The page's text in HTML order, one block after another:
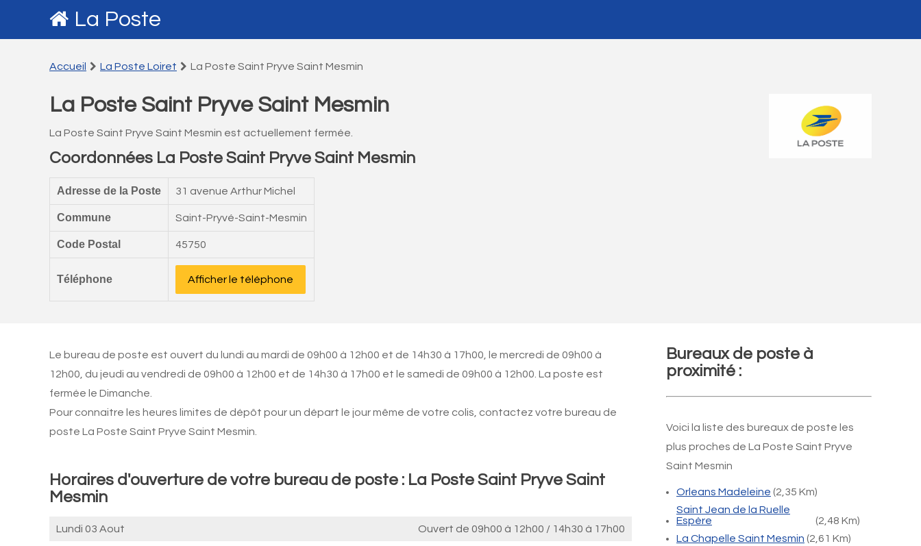
La Poste
Accueil La Poste Loiret La Poste Saint Pryve Saint Mesmin
La Poste Saint Pryve Saint Mesmin
La Poste Saint Pryve Saint Mesmin est actuellement fermée.
Coordonnées La Poste Saint Pryve Saint Mesmin
Adresse de la Poste 31 avenue Arthur Michel
Commune Saint-Pryvé-Saint-Mesmin
Code Postal 45750
Téléphone Afficher le téléphone
Le bureau de poste est ouvert du lundi au mardi de 09h00 à 12h00 et de 14h30 à 17h00, le mercredi de 09h00 à
12h00, du jeudi au vendredi de 09h00 à 12h00 et de 14h30 à 17h00 et le samedi de 09h00 à 12h00. La poste est
fermée le Dimanche.
Pour connaitre les heures limites de dépôt pour un départ le jour même de votre colis, contactez votre bureau de
poste La Poste Saint Pryve Saint Mesmin.
Horaires d'ouverture de votre bureau de poste : La Poste Saint Pryve Saint
Mesmin
Lundi 03 Aout Ouvert de 09h00 à 12h00 / 14h30 à 17h00
Bureaux de poste à
proximité :
Voici la liste des bureaux de poste les
plus proches de La Poste Saint Pryve
Saint Mesmin
Orleans Madeleine (2,35 Km)
Saint Jean de la Ruelle
Espère
(2,48 Km)
La Chapelle Saint Mesmin (2,61 Km)